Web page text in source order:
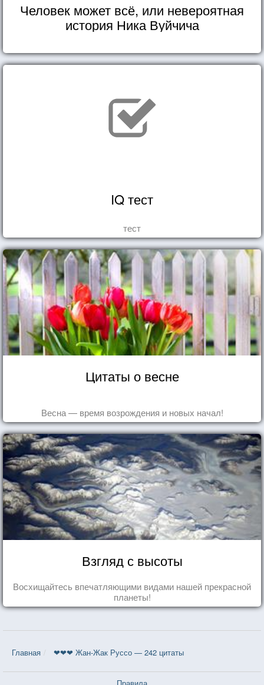
Человек может всё, или невероятная
история Ника Вуйчича
IQ тест
тест
Цитаты о весне
Весна — время возрождения и новых начал!
Взгляд с высоты
Восхищайтесь впечатляющими видами нашей прекрасной
планеты!
Главная ❤❤❤ Жан-Жак Руссо — 242 цитаты